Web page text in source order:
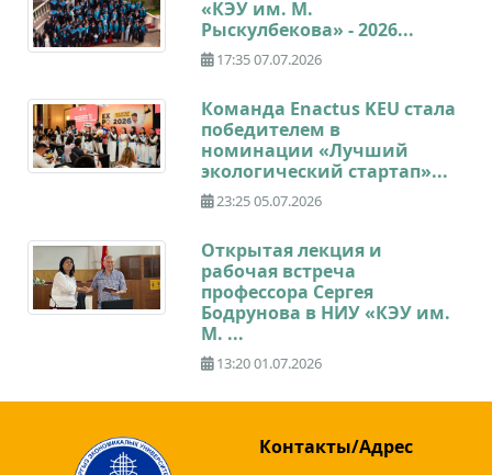
«КЭУ им. М.
Рыскулбекова» - 2026...
17:35 07.07.2026
Команда Enactus KEU стала
победителем в
номинации «Лучший
экологический стартап»...
23:25 05.07.2026
Открытая лекция и
рабочая встреча
профессора Сергея
Бодрунова в НИУ «КЭУ им.
М. ...
13:20 01.07.2026
Контакты/Адрес